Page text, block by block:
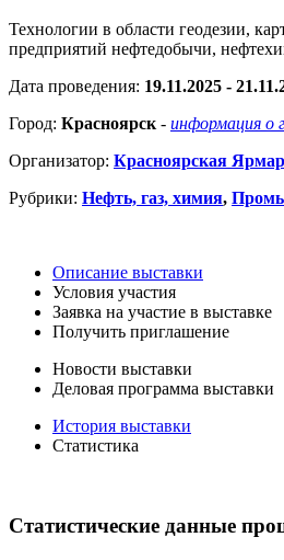
Технологии в области геодезии,
предприятий нефтедобычи,
Дата проведения: 19.11.2025 -
Город: Красноярск - информация о
Организатор: Красноярская
Рубрики: Нефть, газ, химия,
Описание выставки
Условия участия
Заявка на участие в выставке
Получить приглашение
Новости выставки
Деловая программа выставки
История выставки
Статистика
Статистические данные